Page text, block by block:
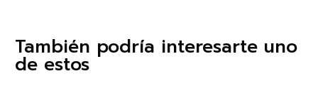
También podría interesarte uno
de estos